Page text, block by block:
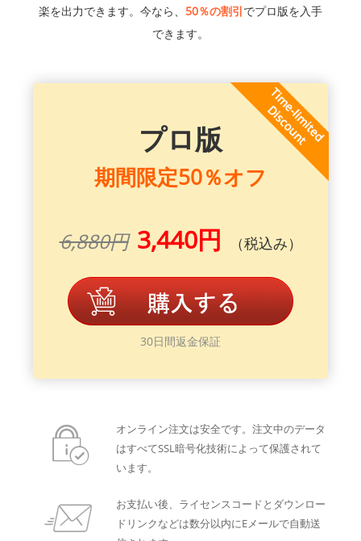
楽を出力できます。今なら、 50％の割引でプロ版を入手
できます。
プロ版
期間限定50％オフ
6,880円 3,440円 （税込み）
30日間返金保証
オンライン注文は安全です。注文中のデータ
はすべてSSL暗号化技術によって保護されて
います。
お支払い後、ライセンスコードとダウンロー
ドリンクなどは数分以内にEメールで自動送